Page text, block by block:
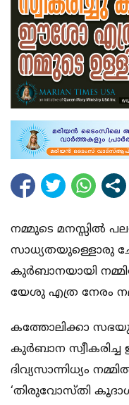
നമ്മുടെ മനസ്സില്‍
സാധ്യതയുള്ളൊരു
കുര്‍ബാനയായി
യേശു എത്ര നേരം
കത്തോലിക്കാ
കുര്‍ബാന സ്വീകരിച്ച
ദിവ്യസാന്നിധ്യം
‘തിരുവോസ്തി